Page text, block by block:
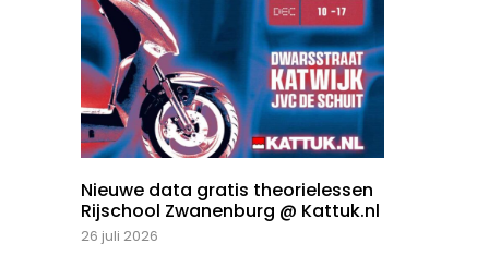
Nieuwe data gratis theorielessen
Rijschool Zwanenburg @ Kattuk.nl
26 juli 2026